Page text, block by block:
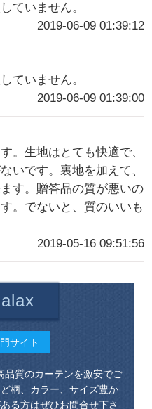
ていません。
2019-06-09 01:39:12
ていません。
2019-06-09 01:39:00
。生地はとても快適で、
いです。裏地を加えて、
す。贈答品の質が悪いの
。でないと、質のいいも
2019-05-16 09:51:56
サイト
品質のカーテンを激安でご
柄、カラー、サイズ豊か
る方はぜひお問合せ下さ